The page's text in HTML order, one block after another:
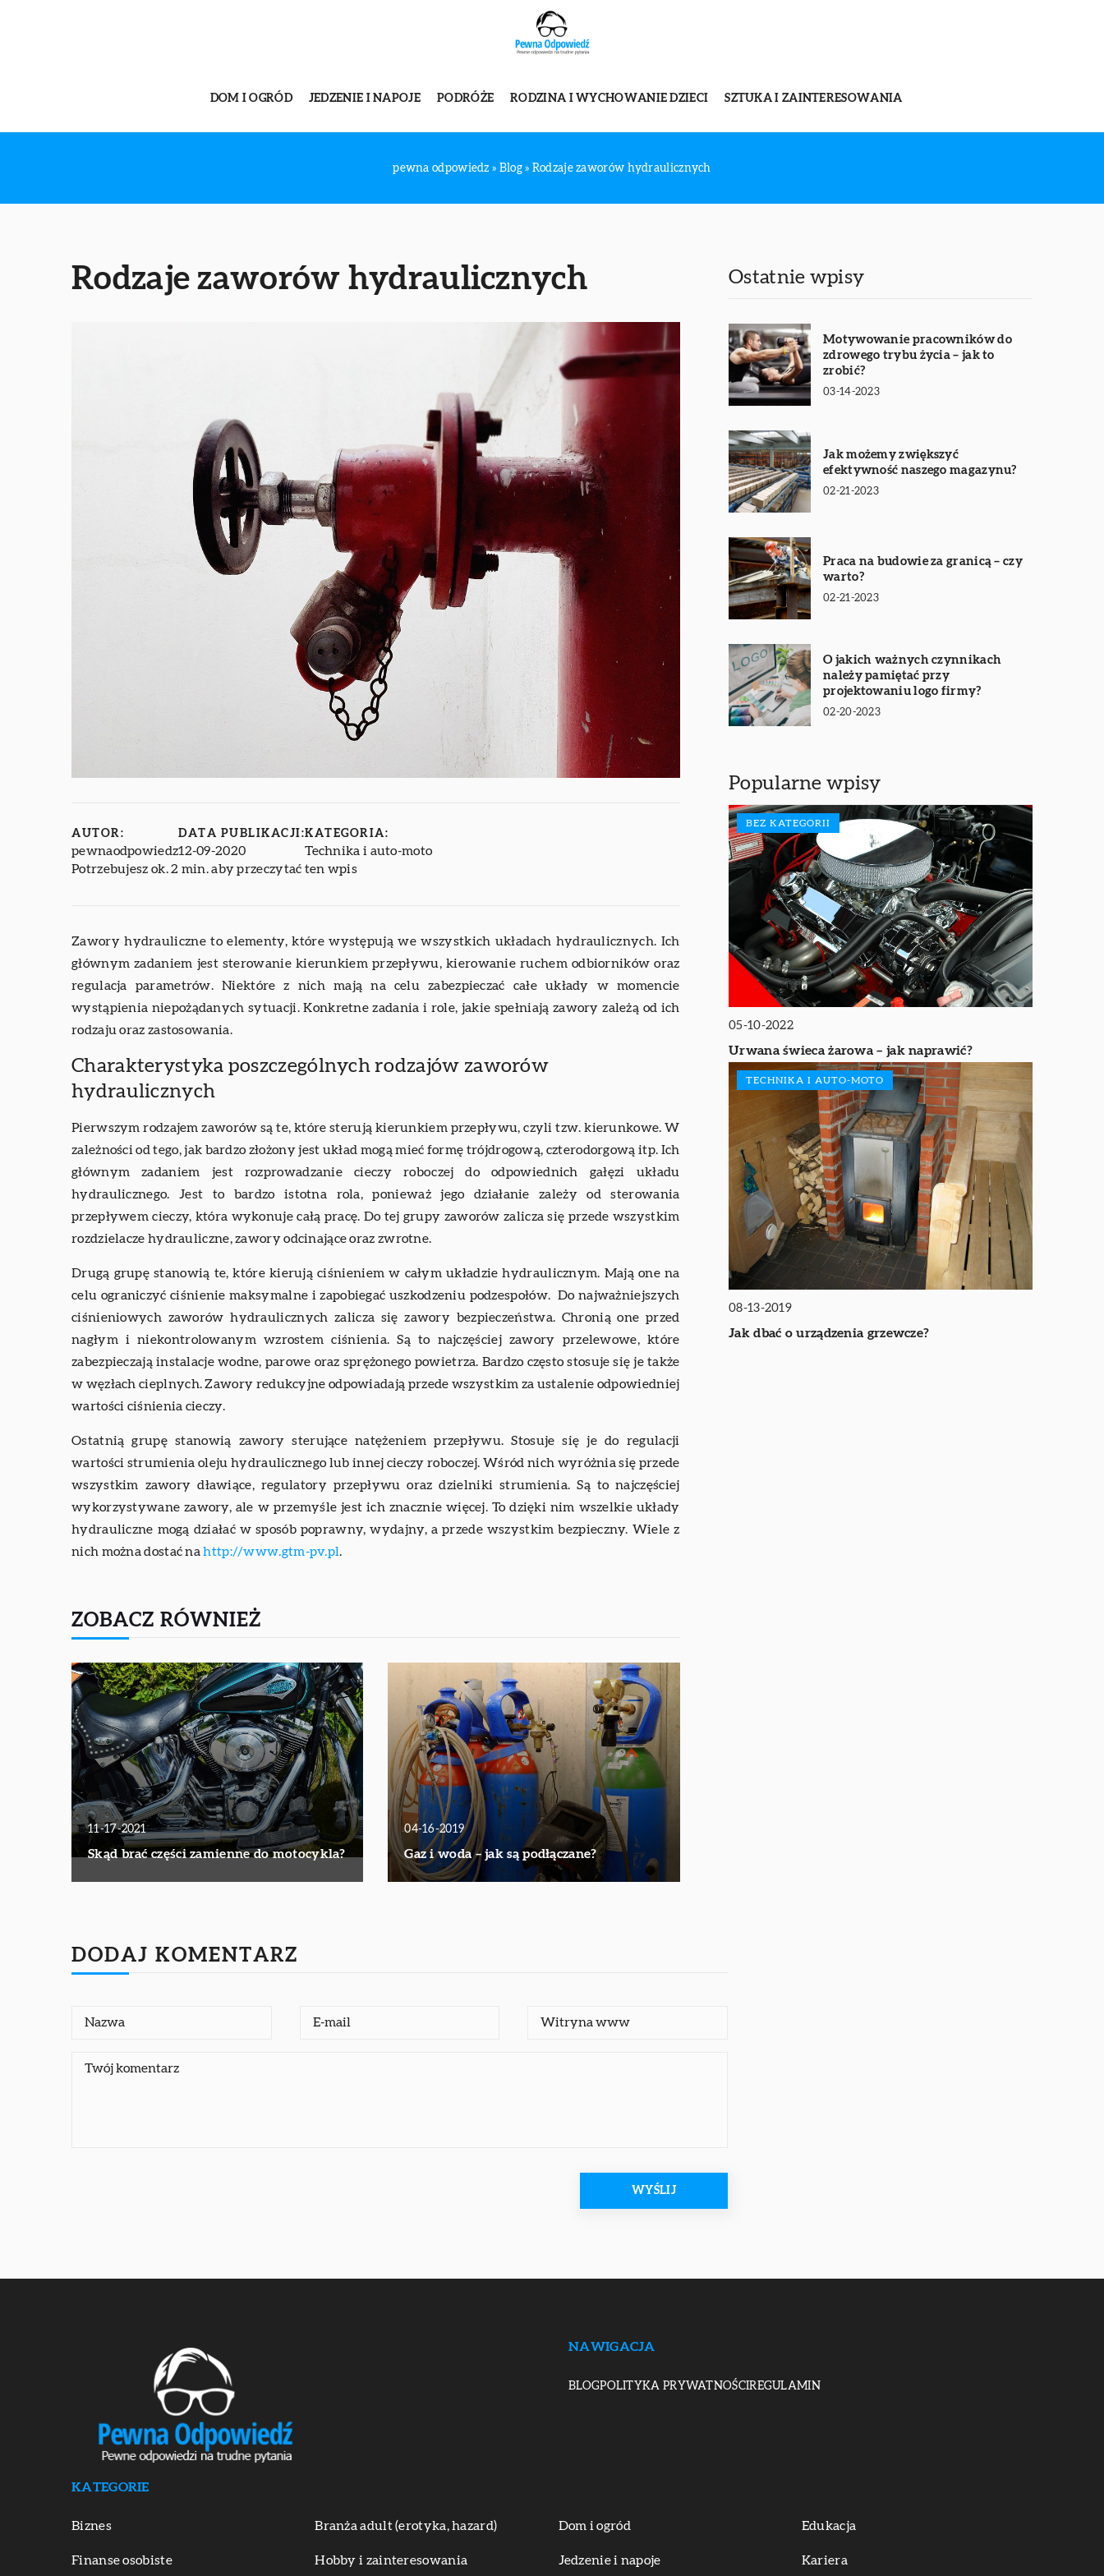
DOM I OGRÓD JEDZENIE I NAPOJE PODRÓŻE RODZINA I WYCHOWANIE DZIECI SZTUKA I ZAINTERESOWANIA
pewna odpowiedz » Blog» Rodzaje zaworów hydraulicznych
Rodzaje zaworów hydraulicznych
AUTOR:
pewnaodpowiedz
DATA PUBLIKACJI:
12-09-2020
KATEGORIA:
Technika i auto-moto
Potrzebujesz ok. 2 min. aby przeczytać ten wpis
Zawory hydrauliczne to elementy, które występują we wszystkich układach hydraulicznych. Ich
głównym zadaniem jest sterowanie kierunkiem przepływu, kierowanie ruchem odbiorników oraz
regulacja parametrów. Niektóre z nich mają na celu zabezpieczać całe układy w momencie
wystąpienia niepożądanych sytuacji. Konkretne zadania i role, jakie spełniają zawory zależą od ich
rodzaju oraz zastosowania.
Charakterystyka poszczególnych rodzajów zaworów
hydraulicznych
Pierwszym rodzajem zaworów są te, które sterują kierunkiem przepływu, czyli tzw. kierunkowe. W
zależności od tego, jak bardzo złożony jest układ mogą mieć formę trójdrogową, czterodorgową itp. Ich
głównym zadaniem jest rozprowadzanie cieczy roboczej do odpowiednich gałęzi układu
hydraulicznego. Jest to bardzo istotna rola, ponieważ jego działanie zależy od sterowania
przepływem cieczy, która wykonuje całą pracę. Do tej grupy zaworów zalicza się przede wszystkim
rozdzielacze hydrauliczne, zawory odcinające oraz zwrotne.
Drugą grupę stanowią te, które kierują ciśnieniem w całym układzie hydraulicznym. Mają one na
celu ograniczyć ciśnienie maksymalne i zapobiegać uszkodzeniu podzespołów. Do najważniejszych
ciśnieniowych zaworów hydraulicznych zalicza się zawory bezpieczeństwa. Chronią one przed
nagłym i niekontrolowanym wzrostem ciśnienia. Są to najczęściej zawory przelewowe, które
zabezpieczają instalacje wodne, parowe oraz sprężonego powietrza. Bardzo często stosuje się je także
w węzłach cieplnych. Zawory redukcyjne odpowiadają przede wszystkim za ustalenie odpowiedniej
wartości ciśnienia cieczy.
Ostatnią grupę stanowią zawory sterujące natężeniem przepływu. Stosuje się je do regulacji
wartości strumienia oleju hydraulicznego lub innej cieczy roboczej. Wśród nich wyróżnia się przede
wszystkim zawory dławiące, regulatory przepływu oraz dzielniki strumienia. Są to najczęściej
wykorzystywane zawory, ale w przemyśle jest ich znacznie więcej. To dzięki nim wszelkie układy
hydrauliczne mogą działać w sposób poprawny, wydajny, a przede wszystkim bezpieczny. Wiele z
nich można dostać nahttp://www.gtm-pv.pl.
ZOBACZ RÓWNIEŻ
11-17-2021
Skąd brać części zamienne do motocykla?
04-16-2019
Gaz i woda – jak są podłączane?
Ostatnie wpisy
Motywowanie pracowników do
zdrowego trybu życia – jak to
zrobić?
03-14-2023
Jak możemy zwiększyć
efektywność naszego magazynu?
02-21-2023
Praca na budowie za granicą – czy
warto?
02-21-2023
O jakich ważnych czynnikach
należy pamiętać przy
projektowaniu logo firmy?
02-20-2023
Popularne wpisy
BEZ KATEGORII
05-10-2022
Urwana świeca żarowa – jak naprawić?
TECHNIKA I AUTO-MOTO
08-13-2019
Jak dbać o urządzenia grzewcze?
DODAJ KOMENTARZ
NAWIGACJA
BLOGPOLITYKA PRYWATNOŚCIREGULAMIN
KATEGORIE
Biznes Branża adult (erotyka, hazard) Dom i ogród Edukacja
Finanse osobiste Hobby i zainteresowania Jedzenie i napoje Kariera